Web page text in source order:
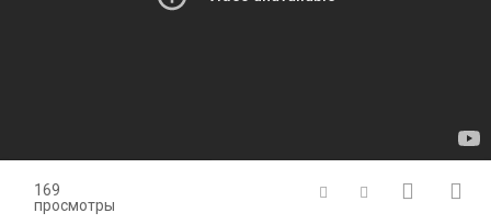
169
просмотры